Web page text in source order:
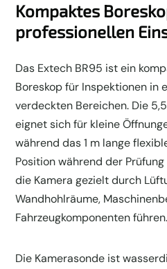
Kompaktes
professionellen
Das Extech BR95 ist ein
Boreskop für Inspektionen in
verdeckten Bereichen. Die
eignet sich für kleine
während das 1 m lange
Position während der
die Kamera gezielt durch
Wandhohlräume,
Fahrzeugkomponenten führen.
Die Kamerasonde ist